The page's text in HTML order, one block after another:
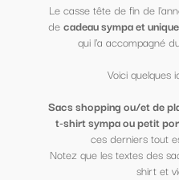
Le casse tête de fin de
decadeau sympa et
qui l'a accompagné
Voici quelques
Sacs shopping ou/et de
t-shirt sympa ou petit
ces derniers tout
Notez que les textes des
shirt et